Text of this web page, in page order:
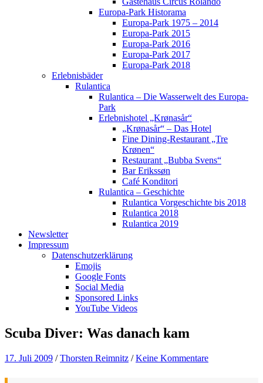
Europa-Park Historama
Europa-Park 1975 – 2014
Europa-Park 2015
Europa-Park 2016
Europa-Park 2017
Europa-Park 2018
Erlebnisbäder
Rulantica
Rulantica – Die Wasserwelt des Europa-
Park
Erlebnishotel „Krønasår“
„Krønasår“ – Das Hotel
Fine Dining-Restaurant „Tre
Krønen“
Restaurant „Bubba Svens“
Bar Erikssøn
Café Konditori
Rulantica – Geschichte
Rulantica Vorgeschichte bis 2018
Rulantica 2018
Rulantica 2019
Newsletter
Impressum
Datenschutzerklärung
Emojis
Google Fonts
Social Media
Sponsored Links
YouTube Videos
Scuba Diver: Was danach kam
17. Juli 2009 /Thorsten Reimnitz /Keine Kommentare